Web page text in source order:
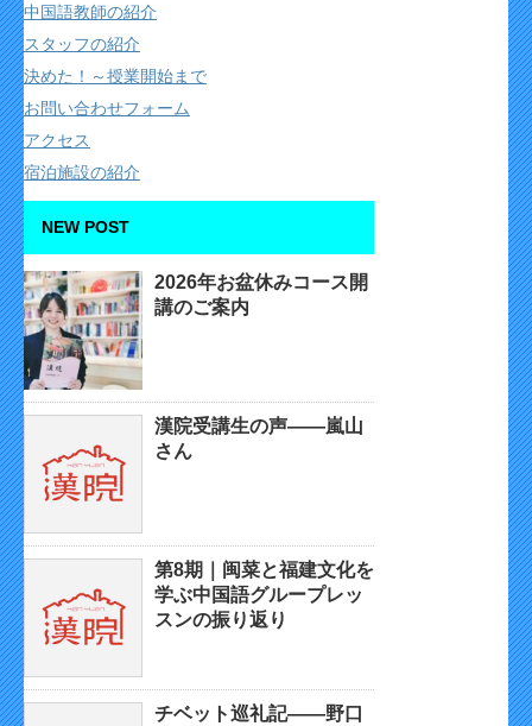
中国語教師の紹介
スタッフの紹介
決めた！～授業開始まで
お問い合わせフォーム
アクセス
宿泊施設の紹介
NEW POST
2026年お盆休みコース開
講のご案内
漢院受講生の声——嵐山
さん
第8期｜闽菜と福建文化を
学ぶ中国語グループレッ
スンの振り返り
チベット巡礼記——野口